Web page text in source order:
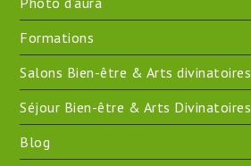
Formations
Salons Bien-être & Arts divinatoires
Séjour Bien-être & Arts Divinatoires
Blog